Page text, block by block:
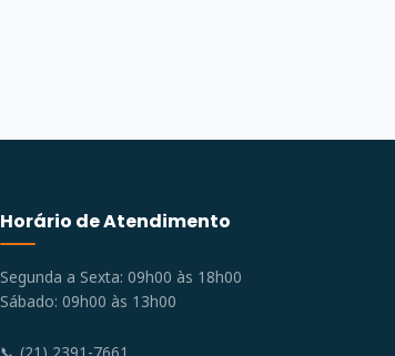
Horário de Atendimento
Segunda a Sexta: 09h00 às 18h00
Sábado: 09h00 às 13h00